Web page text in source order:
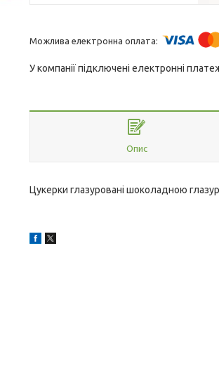
У компанії підключені електронні
Опис
Цукерки глазуровані шоколадною